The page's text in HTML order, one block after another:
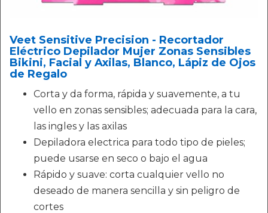
Veet Sensitive Precision - Recortador
Eléctrico Depilador Mujer Zonas Sensibles
Bikini, Facial y Axilas, Blanco, Lápiz de Ojos
de Regalo
Corta y da forma, rápida y suavemente, a tu
vello en zonas sensibles; adecuada para la cara,
las ingles y las axilas
Depiladora electrica para todo tipo de pieles;
puede usarse en seco o bajo el agua
Rápido y suave: corta cualquier vello no
deseado de manera sencilla y sin peligro de
cortes